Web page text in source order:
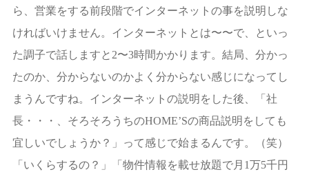
ら、営業をする前段階でインターネットの事を説明しな
ければいけません。インターネットとは〜〜で、といっ
た調子で話しますと2〜3時間かかります。結局、分かっ
たのか、分からないのかよく分からない感じになってし
まうんですね。インターネットの説明をした後、「社
長・・・、そろそろうちのHOME’Sの商品説明をしても
宜しいでしょうか？」って感じで始まるんです。（笑）
「いくらするの？」「物件情報を載せ放題で月1万5千円